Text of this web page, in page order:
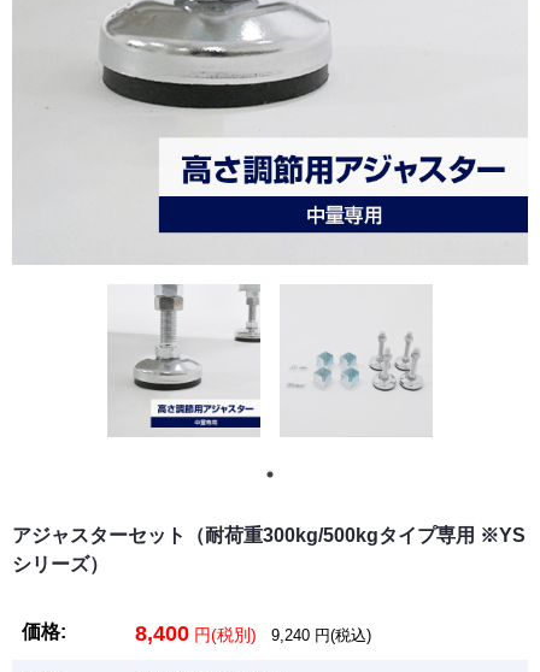
アジャスターセット（耐荷重300kg/500kgタイプ専用 ※YS
シリーズ）
価格: 8,400 円(税別) 9,240 円(税込)